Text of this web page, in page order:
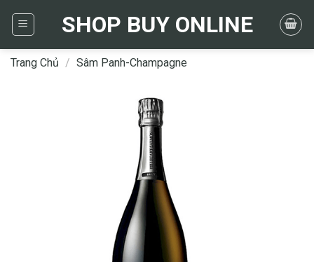
SHOP BUY ONLINE
Trang Chủ / Sâm Panh-Champagne